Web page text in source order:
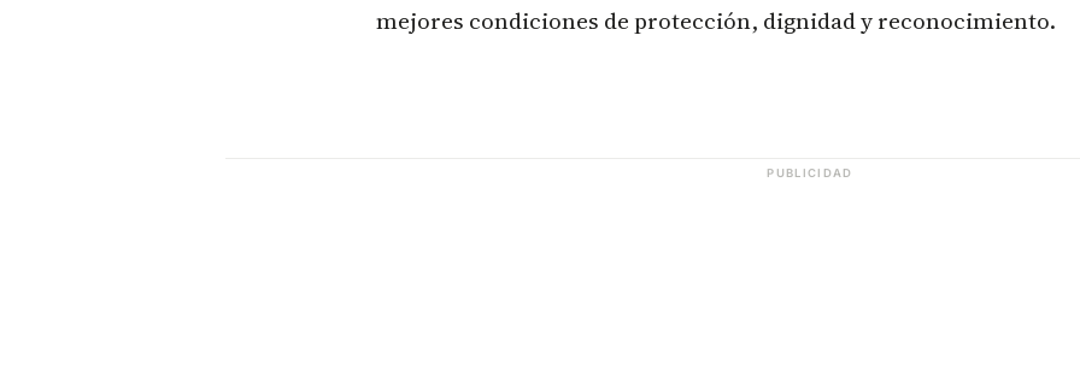
mejores condiciones de protección, dignidad y reconocimiento.
PUBLICIDAD